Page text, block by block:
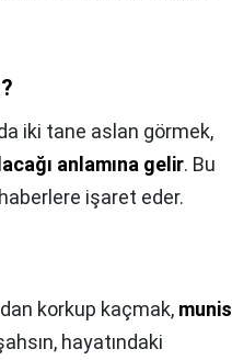
iki tane aslan görmek,
anlamına gelir. Bu
işaret eder.
korkup kaçmak, munis
hayatındaki